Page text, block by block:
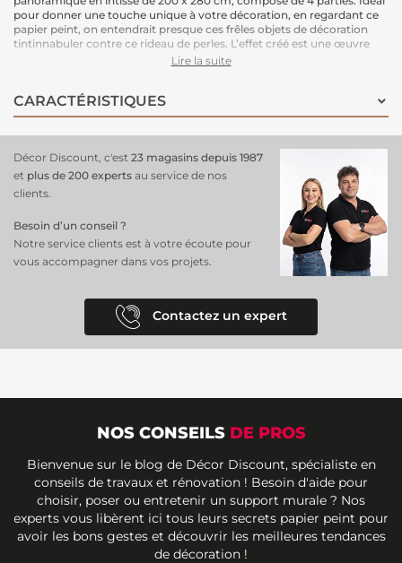
pour donner une touche unique à votre décoration, en regardant ce
papier peint, on entendrait presque ces frêles objets de décoration
tintinnabuler contre ce rideau de perles. L’effet créé est une œuvre
d'art géante qui habille magnifiquement votre espace.
simplicité. Une solution pratique et esthétique.
Dimensions : 200 cm (largeur) x 280 cm (hauteur)
Lire la suite
CARACTÉRISTIQUES
Décor Discount, c'est 23 magasins depuis 1987
et plus de 200 experts au service de nos
clients.
Besoin d’un conseil ?
Notre service clients est à votre écoute pour
vous accompagner dans vos projets.
Contactez un expert
NOS CONSEILS DE PROS
Bienvenue sur le blog de Décor Discount, spécialiste en
conseils de travaux et rénovation ! Besoin d'aide pour
choisir, poser ou entretenir un support murale ? Nos
experts vous libèrent ici tous leurs secrets papier peint pour
avoir les bons gestes et découvrir les meilleures tendances
de décoration !